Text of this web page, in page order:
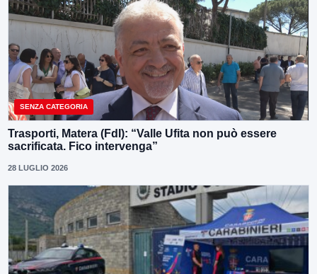
SENZA CATEGORIA
Trasporti, Matera (FdI): “Valle Ufita non può essere
sacrificata. Fico intervenga”
28 LUGLIO 2026